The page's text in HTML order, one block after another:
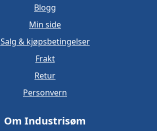
Blogg
Min side
Salg & kjøpsbetingelser
Frakt
Retur
Personvern
Om Industrisøm